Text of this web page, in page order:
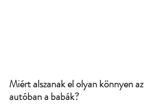
Miért alszanak el olyan könnyen az
autóban a babák?